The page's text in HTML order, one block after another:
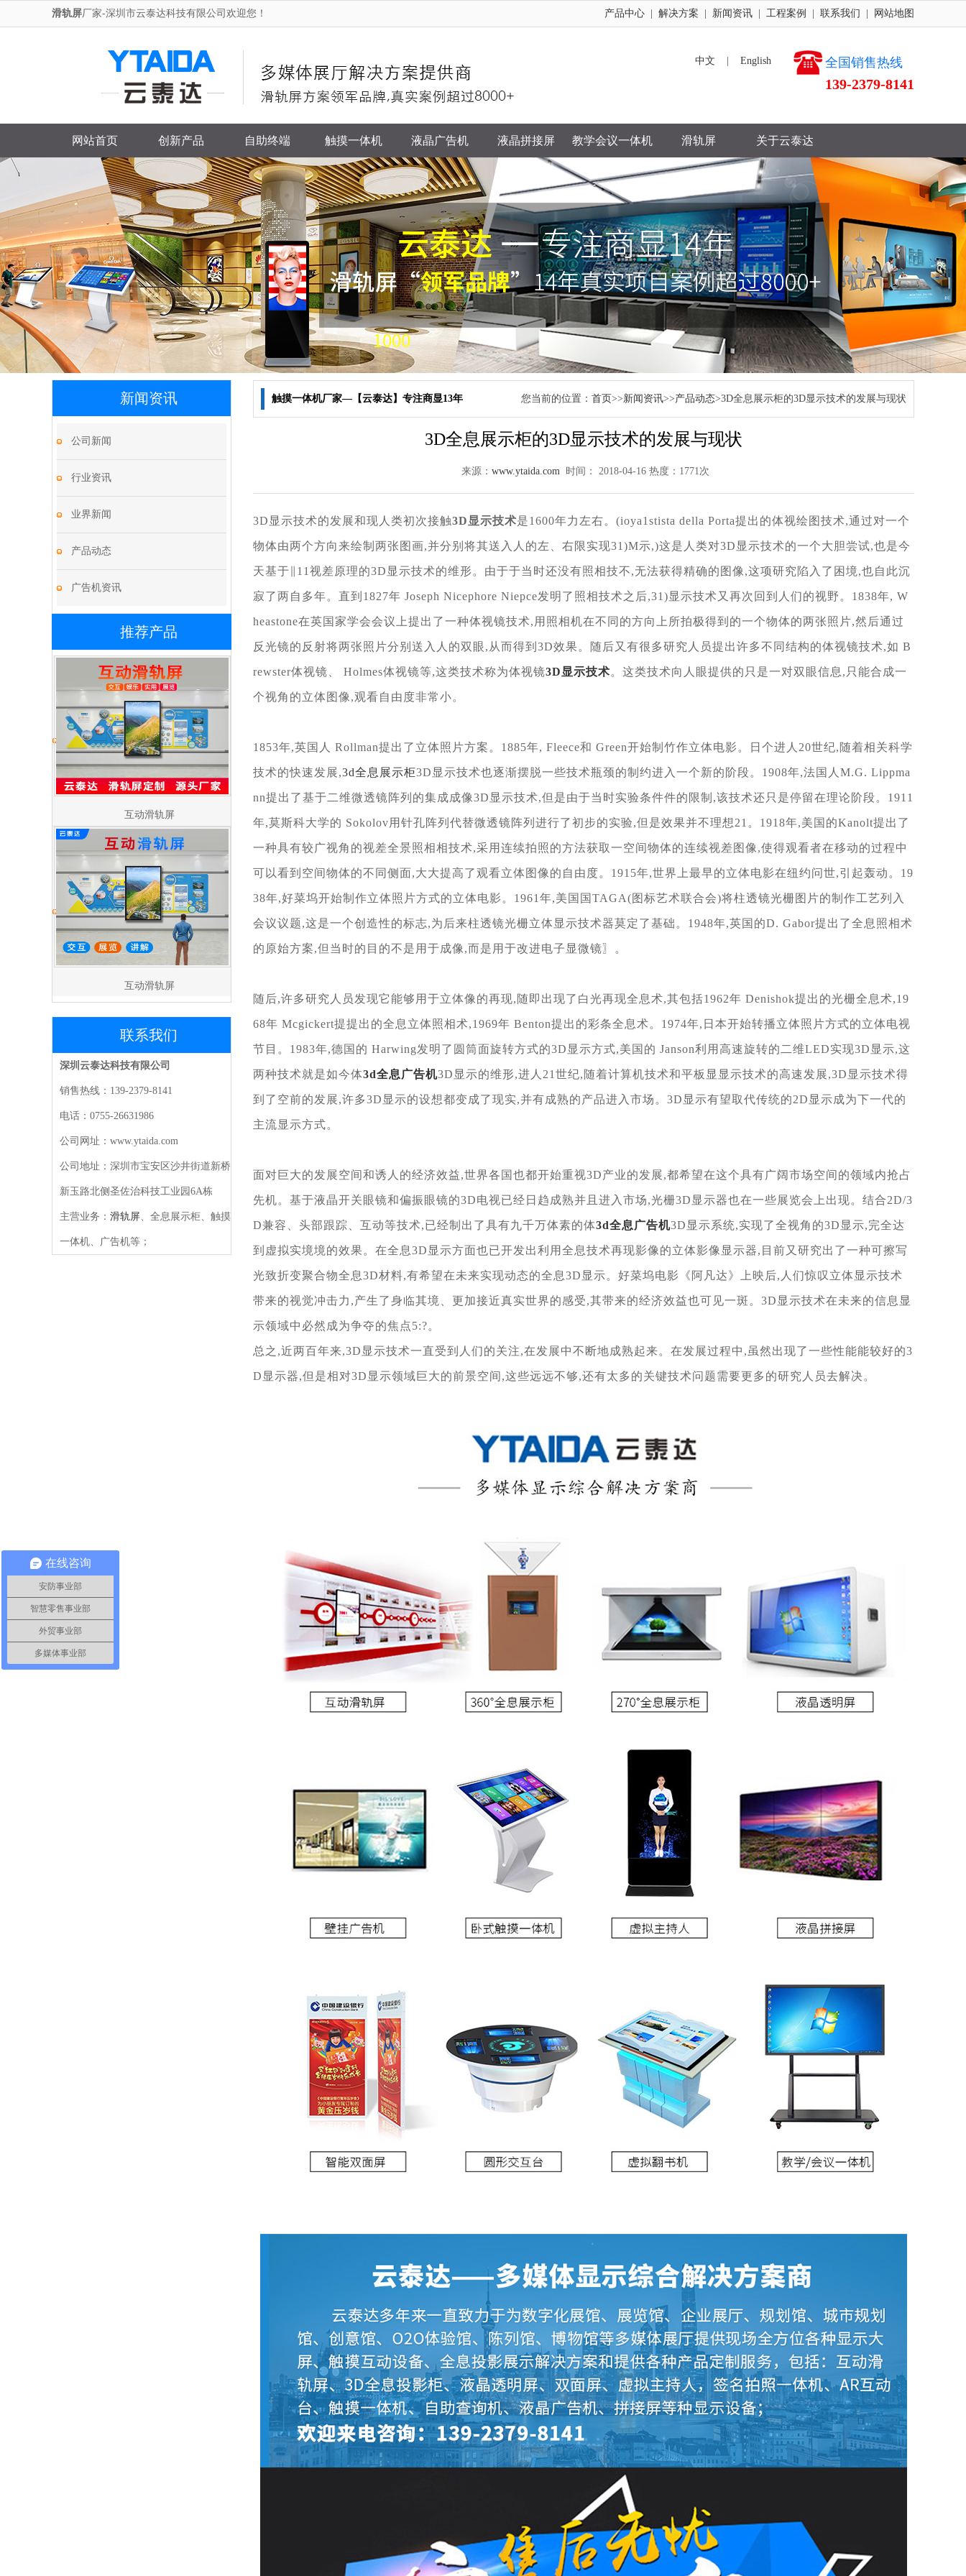
滑轨屏厂家-深圳市云泰达科技有限公司欢迎您！ 产品中心 解决方案 新闻资讯 工程案例 联系我们 网站地图
全国销售热线
139-2379-8141
中文 English
网站首页 创新产品 自助终端 触摸一体机 液晶广告机 液晶拼接屏 教学会议一体机 滑轨屏 关于云泰达
新闻资讯
公司新闻
行业资讯
业界新闻
产品动态
广告机资讯
推荐产品
互动滑轨屏
互动滑轨屏
联系我们
深圳云泰达科技有限公司
销售热线：139-2379-8141
电话：0755-26631986
公司网址：www.ytaida.com
公司地址：深圳市宝安区沙井街道新桥
新玉路北侧圣佐治科技工业园6A栋
主营业务： 滑轨屏、全息展示柜、触摸
一体机、广告机等；
您当前的位置： 首页>>新闻资讯>>产品动态>3D全息展示柜的3D显示技术的发展与现状
触摸一体机厂家—【云泰达】专注商显13年
3D全息展示柜的3D显示技术的发展与现状
来源： www.ytaida.com时间： 2018-04-16 热度：1771次
3D显示技术的发展和现 人类初次接触3D显示技术是1600年力左右。(ioya1stista della Porta提出的体视绘图技术,通过对一个
物体由两个方向来绘制两张图画,并分别将其送入人的左、右限实现31)M示,)这是人类对3D显示技术的一个大胆尝试,也是今
天基于∥11视差原理的3D显示技术的维形。由于于当时还没有照相技不,无法获得精确的图像,这项研究陷入了困境,也自此沉
寂了两自多年。直到 1827年 Joseph Nicephore Niepce发明了照相技术之后,31)显示技术又再次回到人们的视野。1838年, W
heastone在英国家学会会议上提出了一种体视镜技术,用照相机在不同的方向上所拍极得到的一个物体的两张照片,然后通过
反光镜的反射将两张照片分别送入人的双眼,从而得到3D效果。随后又有很多研究人员提出许多不同结构的体视镜技术,如 B
rewster体视镜、 Holmes体视镜等,这类技术称为体视镜3D显示技术。这类技术向人眼提供的只是一对双眼信息,只能合成一
个视角的立体图像,观看自由度非常小。
1853年,英国人 Rollman提出了立体照片方案。1885年, Fleece和 Green开始制竹作立体电影。日 个进人20世纪,随着相关科学
技术的快速发展,3d全息展示柜3D显示技术也逐渐摆脱一些技术瓶颈的制约进入一个新的阶段。1908年,法国 人M.G. Lippma
nn提出了基于二维微透镜阵列的集成成像3D 显示技术,但是由于当时实验条件件的限制,该技术还只是停留在理论阶段。1911
年,莫斯科大学的 Sokolov用针孔阵列代替微透镜阵列进行了初步的实验,但是效果并不理想21。1918年,美国的Kanolt提出了
一种具有较广视角的视差全景照相相技术,采用连续拍照的方法获取一空间物体的连续视差图像,使得观看者在移动的过程中
可以看到空间物体的不同侧面,大大提高了观看立体图 像的自由度。1915年,世界上最早的立体电影在纽约问世,引起轰动。19
38年,好菜坞开始制作立体照片方式的立体电影。1961 年,美国国TAGA(图标艺术联合会)将柱透镜光栅图片的制作工艺列入
会议议题,这是一个创造性的标志,为后来柱透镜光栅立体显 示技术器莫定了基础。1948年,英国的D. Gabor提出了全息照相术
的原始方案,但当时的目的不是用于成像,而是用于改进电子显微镜〗。
随后,许多研究人员发现它能够用于立体像的再现,随即 出现了白光再现全息术,其包括1962年 Denishok提出的光栅全息术,19
68年 Mcgickert提提出的全息立体照相术,1969年 Benton提出的彩条全息术。1974年,日本开始转播立体照片方式的立体电视
节目。1983年,德国的 Harwing发明了圆筒面旋转方式的3D 显示方式,美国的 Janson利用高速旋转的二维LED实现3D显示,这
两种技术就是如今体3d全息广告机3D显示的维形,进人21世纪,随着计算机技术和平板显显示技术的高速发展,3D显示技术得
到了空前的发展,许多3D显示的设想都变成了现实,并有成熟的产品进入市场。3D显示有望取代传统的2D显 示成为下一代的
主流显示方式。
面对巨大的发展空间和诱人的经济效益,世界各国也都开始重视3D产业的发展,都希望在这个具有广阔市场空间的领域内抢占
先机。基于液晶开关眼镜和偏振眼镜的3D电视已经日趋成熟并且进入市场,光栅3D显示器也在一些展览会上出现。结合2D/3
D兼容、头部跟踪、互动等技术,已经制出了具有九千万体素的体3d全息广告机3D显示系统,实现了全视角的3D显 示,完全达
到虚拟实境境的效果。在全息3D显示方面也已开发出利 用全息技术再现影像的立体影像显示器,目前又研究出了一种可擦写
光致折变聚合物全息3D材料,有希望在未来实现动态的全息3D显示。好菜坞电影《阿凡达》上映后,人们惊叹立体显示技术
带来的视觉冲击力,产生了身临其境、更加接近真实世界的感受,其带来的经济效益也可见一斑。3D显示技术在未来的信息显
示领域中必然成为争夺的焦点5:?。
总之,近两百年来,3D显示技术一直受到人们的关注,在发展中不断地成熟起来。在发展过程中,虽然出现了一些性能能较好的3
D显示器,但是相对3D显示领域巨大的前景空间,这些远远不够,还有太多的关键技术问题需要更多的研究人员去解决。
在线咨询
安防事业部
智慧零售事业部
外贸事业部
多媒体事业部